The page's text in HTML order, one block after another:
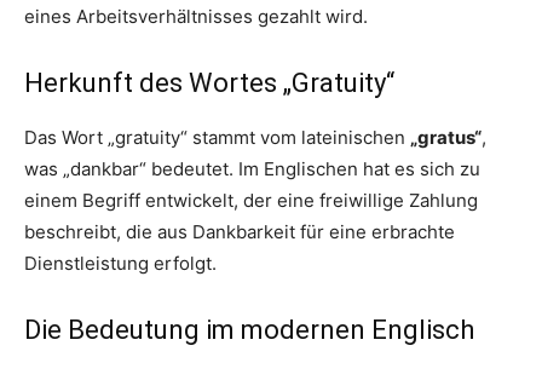
eines Arbeitsverhältnisses gezahlt wird.
Herkunft des Wortes „Gratuity“
Das Wort „gratuity“ stammt vom lateinischen „gratus“,
was „dankbar“ bedeutet. Im Englischen hat es sich zu
einem Begriff entwickelt, der eine freiwillige Zahlung
beschreibt, die aus Dankbarkeit für eine erbrachte
Dienstleistung erfolgt.
Die Bedeutung im modernen Englisch